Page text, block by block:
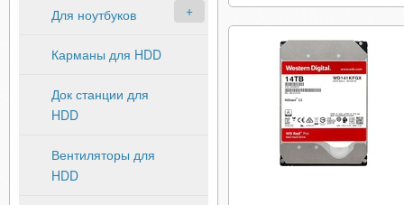
Для ноутбуков
Карманы для HDD
Док станции для
HDD
Вентиляторы для
HDD